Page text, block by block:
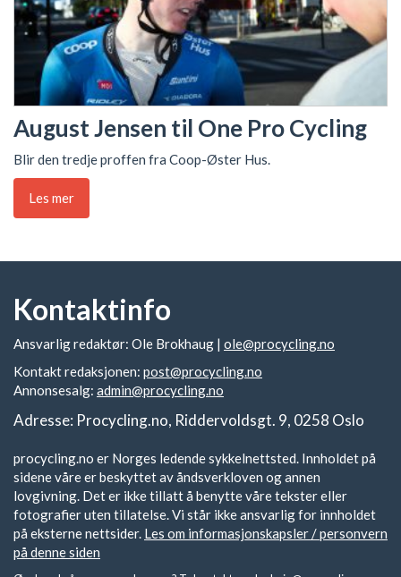
August Jensen til One Pro Cycling
Blir den tredje proffen fra Coop-Øster Hus.
Les mer
Kontaktinfo
Ansvarlig redaktør: Ole Brokhaug | ole@procycling.no
Kontakt redaksjonen: post@procycling.no
Annonsesalg: admin@procycling.no
Adresse: Procycling.no, Riddervoldsgt. 9, 0258 Oslo
procycling.no er Norges ledende sykkelnettsted. Innholdet på
sidene våre er beskyttet av åndsverkloven og annen
lovgivning. Det er ikke tillatt å benytte våre tekster eller
fotografier uten tillatelse. Vi står ikke ansvarlig for innholdet
på eksterne nettsider. Les om informasjonskapsler / personvern
på denne siden